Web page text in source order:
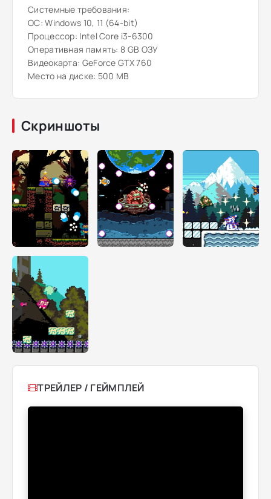
Системные требования:
ОС: Windows 10, 11 (64-bit)
Процессор: Intel Core i3-6300
Оперативная память: 8 GB ОЗУ
Видеокарта: GeForce GTX 760
Место на диске: 500 MB
Скриншоты
ТРЕЙЛЕР / ГЕЙМПЛЕЙ